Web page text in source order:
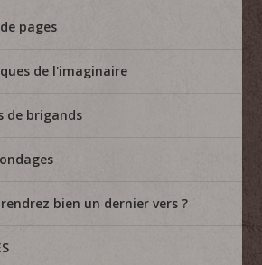
pages
de l'imaginaire
de brigands
bien un dernier vers ?